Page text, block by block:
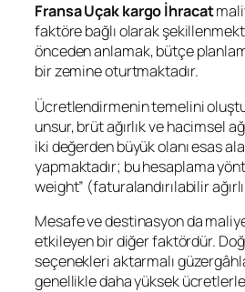
Fransa Uçak kargo İhracat
faktöre bağlı olarak
önceden anlamak, bütçe
bir zemine oturtmaktadır.
Ücretlendirmenin temelini
unsur, brüt ağırlık ve hacimsel
iki değerden büyük olanı esas
yapmaktadır; bu hesaplama
weight” (faturalandırılabilir
Mesafe ve destinasyon da
etkileyen bir diğer faktördür.
seçenekleri aktarmalı
genellikle daha yüksek